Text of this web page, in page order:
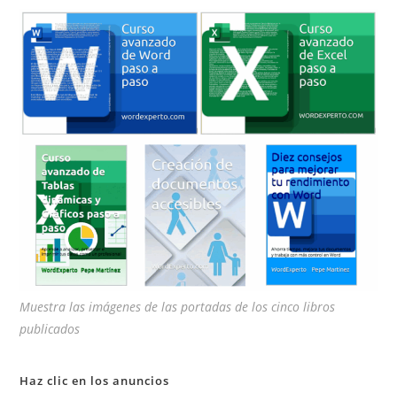
Muestra las imágenes de las portadas de los cinco libros
publicados
Haz clic en los anuncios